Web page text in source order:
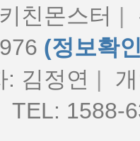
친몬스터 |
(정보확
: 김정연 |
TEL: 1588-